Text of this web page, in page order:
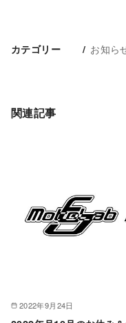
カテゴリー お知ら
関連記事
2022年9月24日